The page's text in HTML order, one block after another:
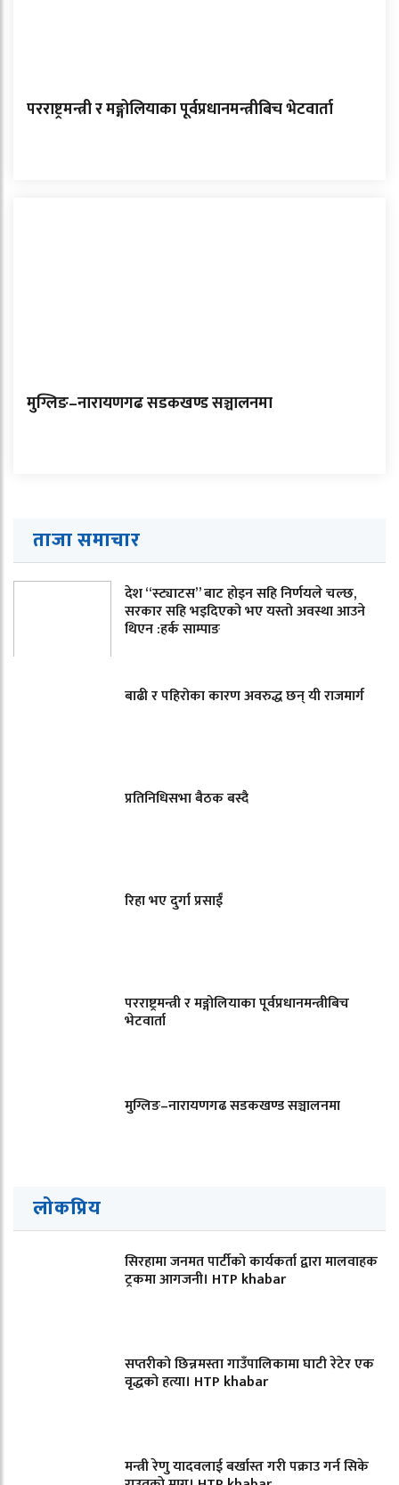
परराष्ट्रमन्त्री र मङ्गोलियाका पूर्वप्रधानमन्त्रीबिच भेटवार्ता
मुग्लिङ–नारायणगढ सडकखण्ड सञ्चालनमा
ताजा समाचार
देश “स्ट्याटस” बाट होइन सहि निर्णयले चल्छ,
सरकार सहि भइदिएको भए यस्तो अवस्था आउने
थिएन :हर्क साम्पाङ
बाढी र पहिरोका कारण अवरुद्ध छन् यी राजमार्ग
प्रतिनिधिसभा बैठक बस्दै
रिहा भए दुर्गा प्रसाईं
परराष्ट्रमन्त्री र मङ्गोलियाका पूर्वप्रधानमन्त्रीबिच
भेटवार्ता
मुग्लिङ–नारायणगढ सडकखण्ड सञ्चालनमा
लोकप्रिय
सिरहामा जनमत पार्टीको कार्यकर्ता द्वारा मालवाहक
ट्रकमा आगजनी। HTP khabar
सप्तरीको छिन्नमस्ता गाउँपालिकामा घाटी रेटेर एक
वृद्धको हत्या। HTP khabar
मन्त्री रेणु यादवलाई बर्खास्त गरी पक्राउ गर्न सिके